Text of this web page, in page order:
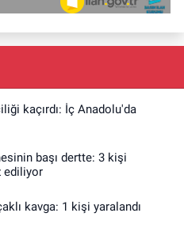
kaçırdı: İç Anadolu'da
başı dertte: 3 kişi
ediliyor
kavga: 1 kişi yaralandı